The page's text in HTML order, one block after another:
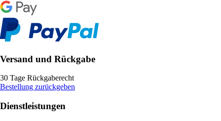
Versand und Rückgabe
30 Tage Rückgaberecht
Bestellung zurückgeben
Dienstleistungen